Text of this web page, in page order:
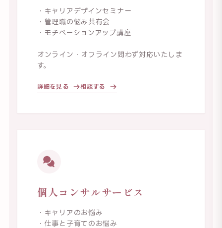
・キャリアデザインセミナー
・管理職の悩み共有会
・モチベーションアップ講座
オンライン・オフライン問わず対応いたしま
す。
詳細を見る 相談する
個人コンサルサービス
・キャリアのお悩み
・仕事と子育てのお悩み